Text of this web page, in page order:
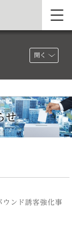
開く
せ
ウンド誘客強化事